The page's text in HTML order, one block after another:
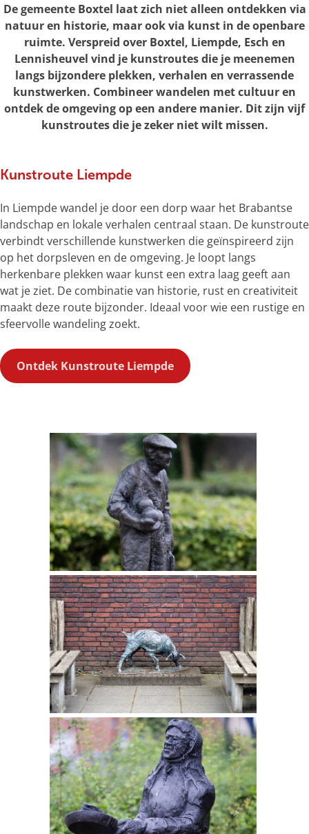
De gemeente Boxtel laat zich niet alleen ontdekken via
natuur en historie, maar ook via kunst in de openbare
ruimte. Verspreid over Boxtel, Liempde, Esch en
Lennisheuvel vind je kunstroutes die je meenemen
langs bijzondere plekken, verhalen en verrassende
kunstwerken. Combineer wandelen met cultuur en
ontdek de omgeving op een andere manier. Dit zijn vijf
kunstroutes die je zeker niet wilt missen.
Kunstroute Liempde
In Liempde wandel je door een dorp waar het Brabantse
landschap en lokale verhalen centraal staan. De kunstroute
verbindt verschillende kunstwerken die geïnspireerd zijn
op het dorpsleven en de omgeving. Je loopt langs
herkenbare plekken waar kunst een extra laag geeft aan
wat je ziet. De combinatie van historie, rust en creativiteit
maakt deze route bijzonder. Ideaal voor wie een rustige en
sfeervolle wandeling zoekt.
Ontdek Kunstroute Liempde